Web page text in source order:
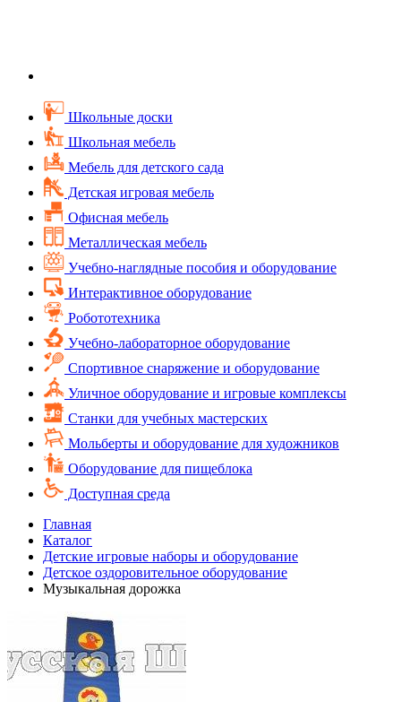
Школьные доски
Школьная мебель
Мебель для детского сада
Детская игровая мебель
Офисная мебель
Металлическая мебель
Учебно-наглядные пособия и оборудование
Интерактивное оборудование
Робототехника
Учебно-лабораторное оборудование
Спортивное снаряжение и оборудование
Уличное оборудование и игровые комплексы
Cтанки для учебных мастерских
Мольберты и оборудование для художников
Оборудование для пищеблока
Доступная среда
Главная
Каталог
Детские игровые наборы и оборудование
Детское оздоровительное оборудование
Музыкальная дорожка